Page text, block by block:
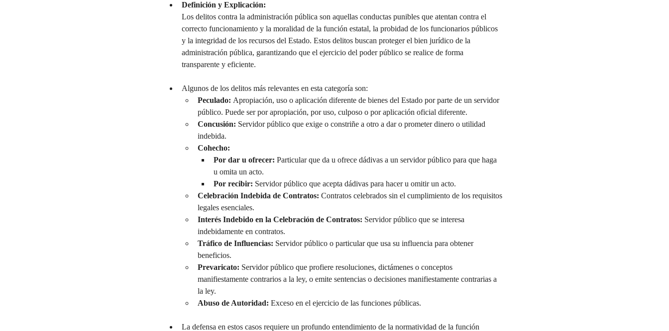
Definición y Explicación:
Los delitos contra la administración pública son aquellas conductas punibles que atentan contra el
correcto funcionamiento y la moralidad de la función estatal, la probidad de los funcionarios públicos
y la integridad de los recursos del Estado. Estos delitos buscan proteger el bien jurídico de la
administración pública, garantizando que el ejercicio del poder público se realice de forma
transparente y eficiente.
Algunos de los delitos más relevantes en esta categoría son:
Peculado: Apropiación, uso o aplicación diferente de bienes del Estado por parte de un servidor
público. Puede ser por apropiación, por uso, culposo o por aplicación oficial diferente.
Concusión: Servidor público que exige o constriñe a otro a dar o prometer dinero o utilidad
indebida.
Cohecho:
Por dar u ofrecer: Particular que da u ofrece dádivas a un servidor público para que haga
u omita un acto.
Por recibir: Servidor público que acepta dádivas para hacer u omitir un acto.
Celebración Indebida de Contratos: Contratos celebrados sin el cumplimiento de los requisitos
legales esenciales.
Interés Indebido en la Celebración de Contratos: Servidor público que se interesa
indebidamente en contratos.
Tráfico de Influencias: Servidor público o particular que usa su influencia para obtener
beneficios.
Prevaricato: Servidor público que profiere resoluciones, dictámenes o conceptos
manifiestamente contrarios a la ley, o emite sentencias o decisiones manifiestamente contrarias a
la ley.
Abuso de Autoridad: Exceso en el ejercicio de las funciones públicas.
La defensa en estos casos requiere un profundo entendimiento de la normatividad de la función